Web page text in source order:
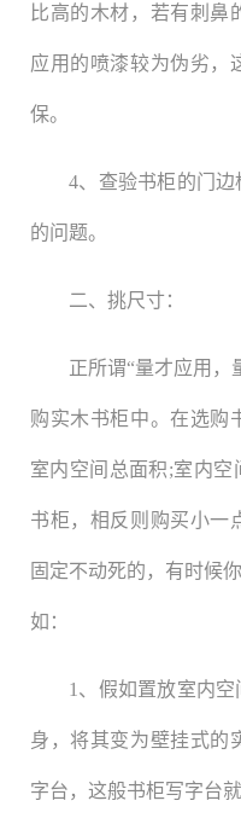
比高的木材，若有刺鼻
应用的喷漆较为伪劣，
保。
4、查验书柜的门
的问题。
二、挑尺寸：
正所谓“量才应用，
购实木书柜中。在选购
室内空间总面积;室内
书柜，相反则购买小一
固定不动死的，有时候
如：
1、假如置放室内
身，将其变为壁挂式的
字台，这般书柜写字台就